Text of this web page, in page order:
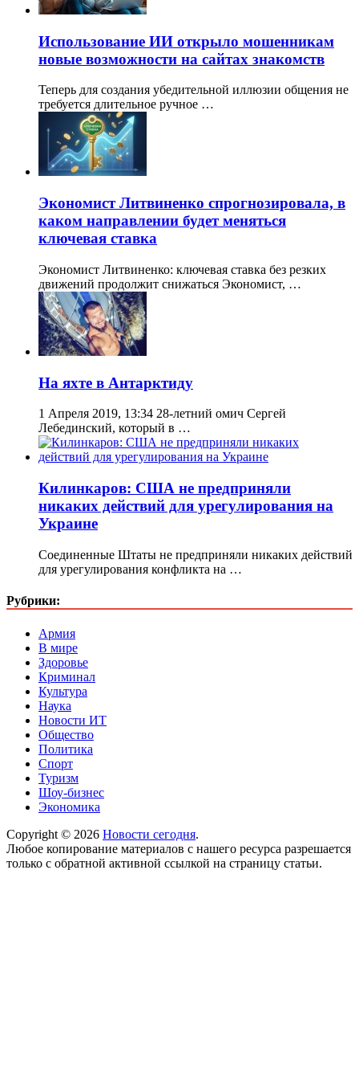
Использование ИИ открыло мошенникам
новые возможности на сайтах знакомств
Теперь для создания убедительной иллюзии общения не
требуется длительное ручное …
Экономист Литвиненко спрогнозировала, в
каком направлении будет меняться
ключевая ставка
Экономист Литвиненко: ключевая ставка без резких
движений продолжит снижаться Экономист, …
На яхте в Антарктиду
1 Апреля 2019, 13:34 28-летний омич Сергей
Лебединский, который в …
Килинкаров: США не предприняли
никаких действий для урегулирования на
Украине
Соединенные Штаты не предприняли никаких действий
для урегулирования конфликта на …
Рубрики:
Армия
В мире
Здоровье
Криминал
Культура
Наука
Новости ИТ
Общество
Политика
Спорт
Туризм
Шоу-бизнес
Экономика
Copyright © 2026 Новости сегодня.
Любое копирование материалов с нашего ресурса разрешается
только с обратной активной ссылкой на страницу статьи.